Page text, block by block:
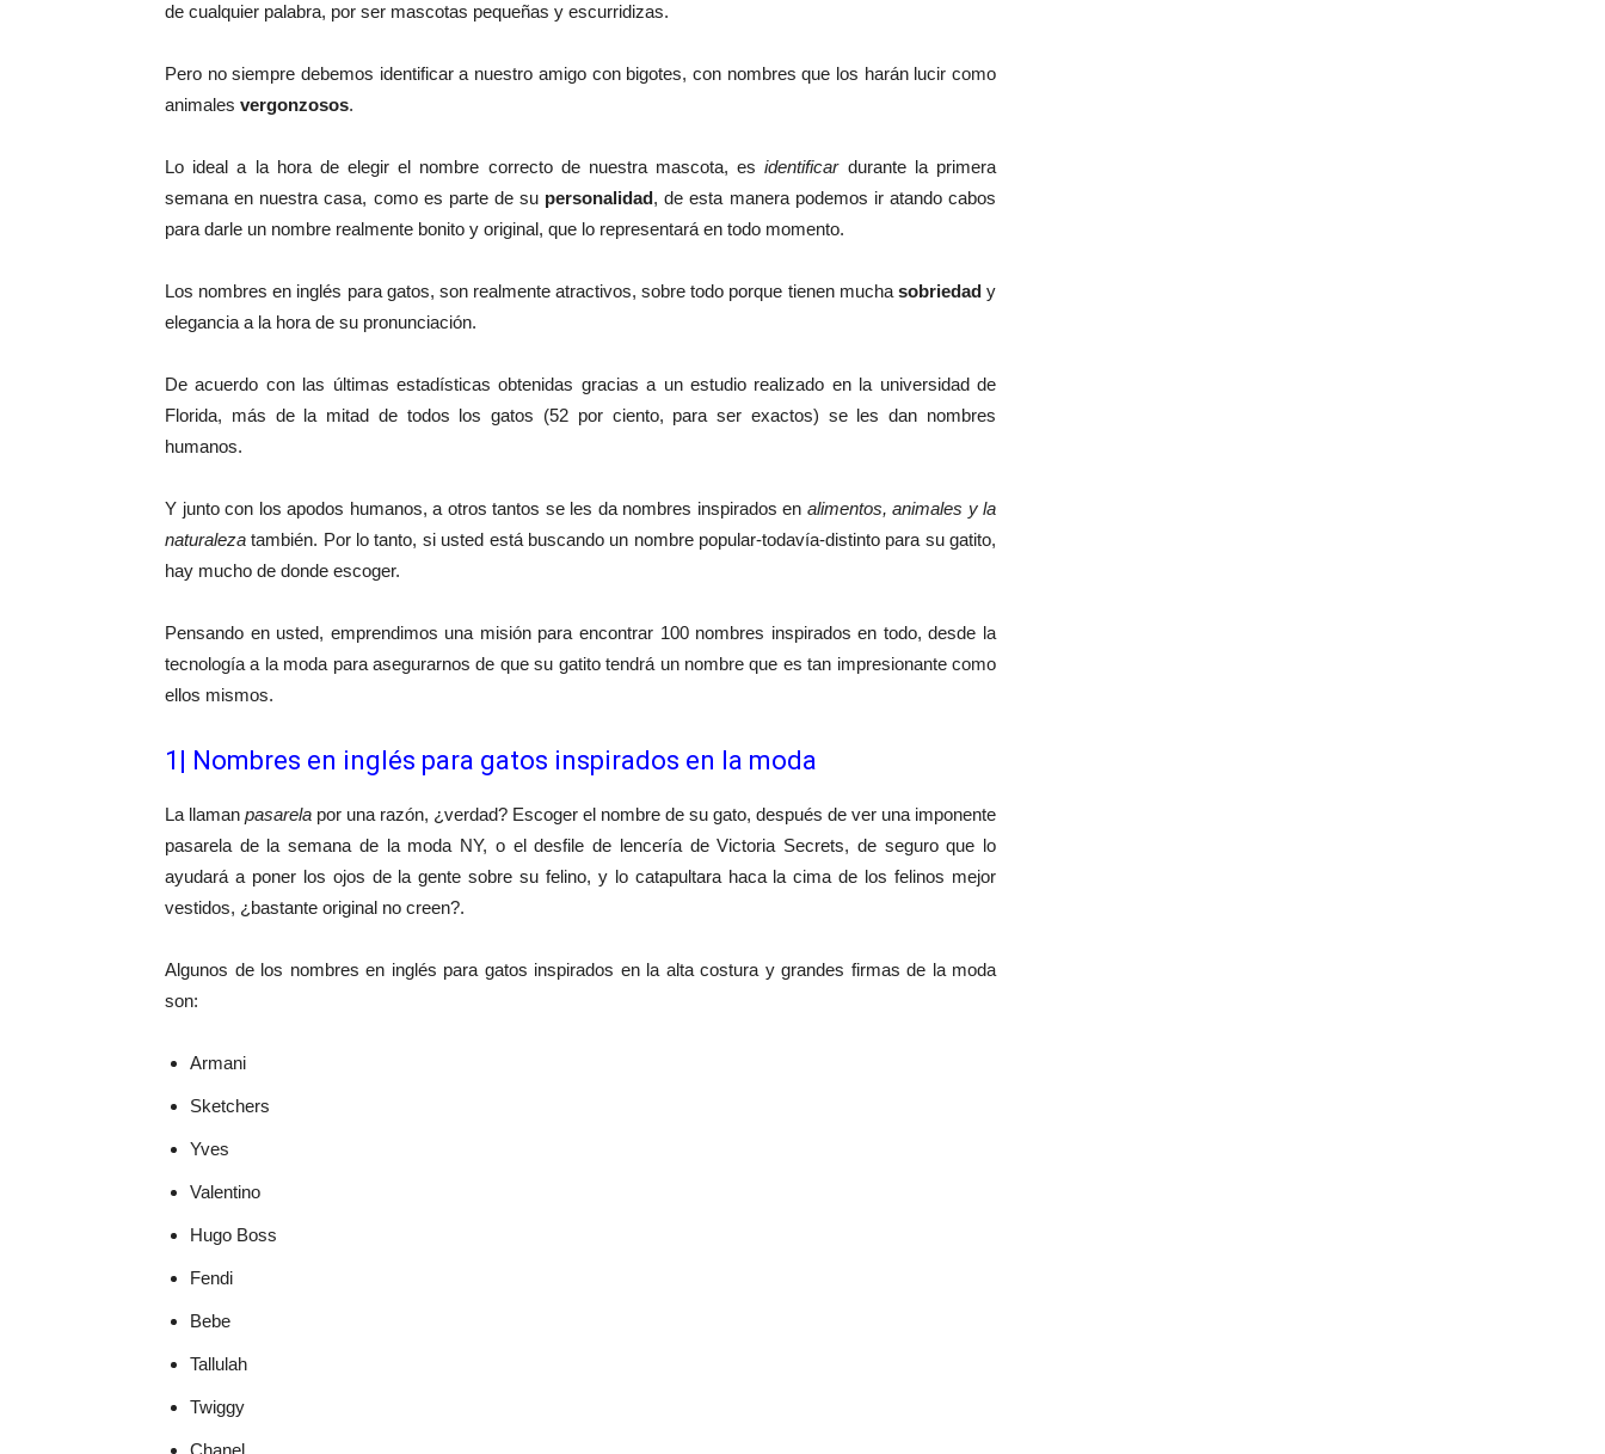
de cualquier palabra, por ser mascotas pequeñas y escurridizas.
Pero no siempre debemos identificar a nuestro amigo con bigotes, con nombres que los harán lucir como
animales vergonzosos.
Lo ideal a la hora de elegir el nombre correcto de nuestra mascota, esidentificardurante la primera
semana en nuestra casa, como es parte de su personalidad, de esta manera podemos ir atando cabos
para darle un nombre realmente bonito y original, que lo representará en todo momento.
Los nombres en inglés para gatos, son realmente atractivos, sobre todo porque tienen muchasobriedady
elegancia a la hora de su pronunciación.
De acuerdo con las últimas estadísticas obtenidas gracias a un estudio realizado en la universidad de
Florida, más de la mitad de todos los gatos (52 por ciento, para ser exactos) se les dan nombres
humanos.
Y junto con los apodos humanos, a otros tantos se les da nombres inspirados en alimentos, animales y la
naturaleza también. Por lo tanto, si usted está buscando un nombre popular-todavía-distinto para su gatito,
hay mucho de donde escoger.
Pensando en usted, emprendimos una misión para encontrar 100 nombres inspirados en todo, desde la
tecnología a la moda para asegurarnos de que su gatito tendrá un nombre que es tan impresionante como
ellos mismos.
1| Nombres en inglés para gatos inspirados en la moda
La llaman pasarela por una razón, ¿verdad? Escoger el nombre de su gato, después de ver una imponente
pasarela de la semana de la moda NY, o el desfile de lencería de Victoria Secrets, de seguro que lo
ayudará a poner los ojos de la gente sobre su felino, y lo catapultara haca la cima de los felinos mejor
vestidos, ¿bastante original no creen?.
Algunos de los nombres en inglés para gatos inspirados en la alta costura y grandes firmas de la moda
son:
Armani
Sketchers
Yves
Valentino
Hugo Boss
Fendi
Bebe
Tallulah
Twiggy